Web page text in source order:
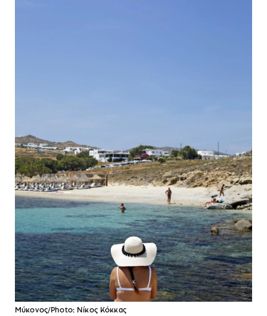
Mύκονος/Photo: Νίκος Κόκκας